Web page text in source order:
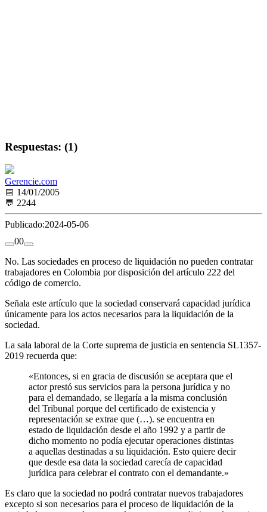
Respuestas: (1)
Gerencie.com
📅 14/01/2005
💬 2244
Publicado:2024-05-06
00
No. Las sociedades en proceso de liquidación no pueden contratar
trabajadores en Colombia por disposición del artículo 222 del
código de comercio.
Señala este artículo que la sociedad conservará capacidad jurídica
únicamente para los actos necesarios para la liquidación de la
sociedad.
La sala laboral de la Corte suprema de justicia en sentencia SL1357-
2019 recuerda que:
«Entonces, si en gracia de discusión se aceptara que el
actor prestó sus servicios para la persona jurídica y no
para el demandado, se llegaría a la misma conclusión
del Tribunal porque del certificado de existencia y
representación se extrae que (…). se encuentra en
estado de liquidación desde el año 1992 y a partir de
dicho momento no podía ejecutar operaciones distintas
a aquellas destinadas a su liquidación. Esto quiere decir
que desde esa data la sociedad carecía de capacidad
jurídica para celebrar el contrato con el demandante.»
Es claro que la sociedad no podrá contratar nuevos trabajadores
excepto si son necesarios para el proceso de liquidación de la